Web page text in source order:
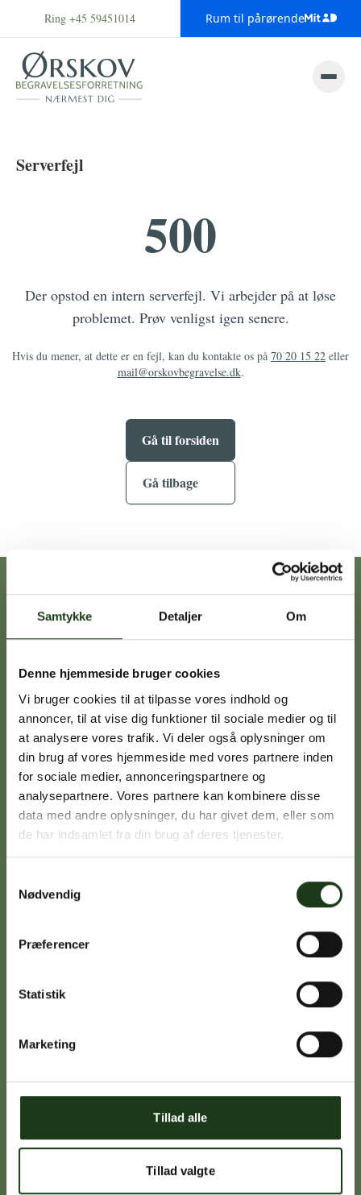
Samtykke Detaljer Om
Denne hjemmeside bruger cookies
Vi bruger cookies til at tilpasse vores indhold og
annoncer, til at vise dig funktioner til sociale medier og til
at analysere vores trafik. Vi deler også oplysninger om
din brug af vores hjemmeside med vores partnere inden
for sociale medier, annonceringspartnere og
analysepartnere. Vores partnere kan kombinere disse
data med andre oplysninger, du har givet dem, eller som
de har indsamlet fra din brug af deres tjenester.
Nødvendig
Præferencer
Statistik
Marketing
Tillad alle
Tillad valgte
Ring +45 59451014 Rum til pårørende
Serverfejl
500
Der opstod en intern serverfejl. Vi arbejder på at løse
problemet. Prøv venligst igen senere.
Hvis du mener, at dette er en fejl, kan du kontakte os på 70 20 15 22 eller
mail@orskovbegravelse.dk.
Gå til forsiden
Gå tilbage
Vores afdelinger
Holbæk
59 45 10 14
Signe Vinding
Nykøbing Sj.
59 91 99 77
Michael Ørskov
Holbæk